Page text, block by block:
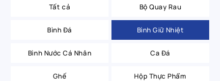
Tất cả Bộ Quay Rau
Bình Đá Bình Giữ Nhiệt
Bình Nước Cá Nhân Ca Đá
Ghế Hộp Thực Phẩm